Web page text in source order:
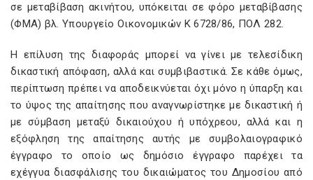
σε μεταβίβαση ακινήτου, υπόκειται σε φόρο μεταβίβασης
(ΦΜΑ) βλ. Υπουργείο Οικονομικών Κ 6728/86, ΠΟΛ 282.
Η επίλυση της διαφοράς μπορεί να γίνει με τελεσίδικη
δικαστική απόφαση, αλλά και συμβιβαστικά. Σε κάθε όμως,
περίπτωση πρέπει να αποδεικνύεται όχι μόνο η ύπαρξη και
το ύψος της απαίτησης που αναγνωρίστηκε με δικαστική ή
με σύμβαση μεταξύ δικαιούχου ή υπόχρεου, αλλά και η
εξόφληση της απαίτησης αυτής με συμβολαιογραφικό
έγγραφο το οποίο ως δημόσιο έγγραφο παρέχει τα
εχέγγυα διασφάλισης του δικαιώματος του Δημοσίου από